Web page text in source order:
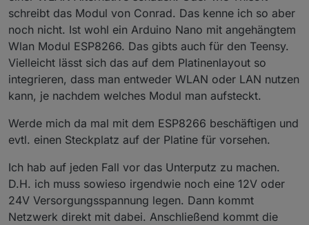
schreibt das Modul von Conrad. Das kenne ich so aber
noch nicht. Ist wohl ein Arduino Nano mit angehängtem
Wlan Modul ESP8266. Das gibts auch für den Teensy.
Vielleicht lässt sich das auf dem Platinenlayout so
integrieren, dass man entweder WLAN oder LAN nutzen
kann, je nachdem welches Modul man aufsteckt.
Werde mich da mal mit dem ESP8266 beschäftigen und
evtl. einen Steckplatz auf der Platine für vorsehen.
Ich hab auf jeden Fall vor das Unterputz zu machen.
D.H. ich muss sowieso irgendwie noch eine 12V oder
24V Versorgungsspannung legen. Dann kommt
Netzwerk direkt mit dabei. Anschließend kommt die